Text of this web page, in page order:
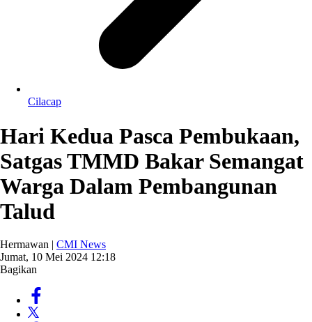
Cilacap
Hari Kedua Pasca Pembukaan,
Satgas TMMD Bakar Semangat
Warga Dalam Pembangunan
Talud
Hermawan | CMI News
Jumat, 10 Mei 2024 12:18
Bagikan